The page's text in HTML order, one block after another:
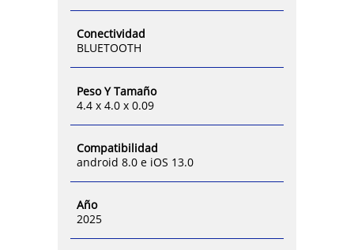
Conectividad
BLUETOOTH
Peso Y Tamaño
4.4 x 4.0 x 0.09
Compatibilidad
android 8.0 e iOS 13.0
Año
2025